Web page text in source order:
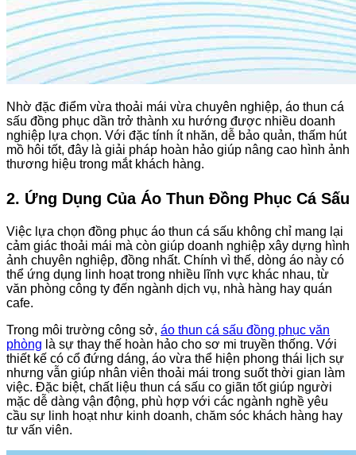
Nhờ đặc điểm vừa thoải mái vừa chuyên nghiệp, áo thun cá
sấu đồng phục dần trở thành xu hướng được nhiều doanh
nghiệp lựa chọn. Với đặc tính ít nhăn, dễ bảo quản, thấm hút
mồ hôi tốt, đây là giải pháp hoàn hảo giúp nâng cao hình ảnh
thương hiệu trong mắt khách hàng.
2. Ứng Dụng Của Áo Thun Đồng Phục Cá Sấu
Việc lựa chọn đồng phục áo thun cá sấu không chỉ mang lại
cảm giác thoải mái mà còn giúp doanh nghiệp xây dựng hình
ảnh chuyên nghiệp, đồng nhất. Chính vì thế, dòng áo này có
thể ứng dụng linh hoạt trong nhiều lĩnh vực khác nhau, từ
văn phòng công ty đến ngành dịch vụ, nhà hàng hay quán
cafe.
Trong môi trường công sở, áo thun cá sấu đồng phục văn
phòng là sự thay thế hoàn hảo cho sơ mi truyền thống. Với
thiết kế có cổ đứng dáng, áo vừa thể hiện phong thái lịch sự
nhưng vẫn giúp nhân viên thoải mái trong suốt thời gian làm
việc. Đặc biệt, chất liệu thun cá sấu co giãn tốt giúp người
mặc dễ dàng vận động, phù hợp với các ngành nghề yêu
cầu sự linh hoạt như kinh doanh, chăm sóc khách hàng hay
tư vấn viên.